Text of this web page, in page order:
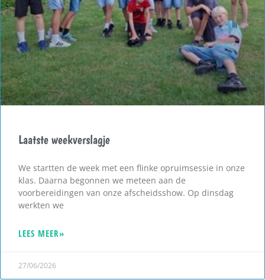
Laatste weekverslagje
We startten de week met een flinke opruimsessie in onze
klas. Daarna begonnen we meteen aan de
voorbereidingen van onze afscheidsshow. Op dinsdag
werkten we
LEES MEER»
27/06/2026